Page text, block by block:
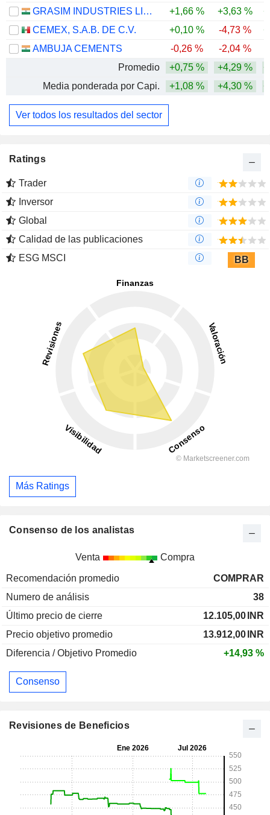
GRASIM INDUSTRIES LIMITED
+1,66 % +3,63 %
CEMEX, S.A.B. DE C.V.
+0,10 % -4,73 %
AMBUJA CEMENTS
-0,26 % -2,04 %
Promedio
+0,75 % +4,29 %
Media ponderada por Capi.
+1,08 % +4,30 %
Ver todos los resultados del sector
Ratings
Trader
Inversor
Global
Calidad de las publicaciones
ESG MSCI
BB
Más Ratings
Consenso de los analistas
Venta Compra
Recomendación promedio
COMPRAR
Numero de análisis
38
Último precio de cierre
12.105,00 INR
Precio objetivo promedio
13.912,00 INR
Diferencia / Objetivo Promedio
+14,93 %
Consenso
Revisiones de Beneficios